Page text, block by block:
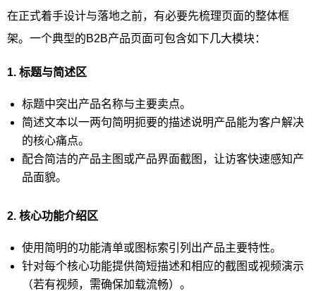
在正式着手设计与落地之前，有必要先梳理页面的整体框
架。一个典型的B2B产品页面可包含如下几大模块：
1. 标题与简述区
标题中突出产品名称与主要卖点。
简述文本以一两句简明扼要的描述说明产品能为客户解决
的核心痛点。
配合简洁的产品主图或产品界面截图，让访客快速感知产
品面貌。
2. 核心功能介绍区
使用简明的功能清单或图标索引列出产品主要特性。
针对每个核心功能提供简短描述和相应的截图或视频演示
（若有视频，需确保加载流畅）。